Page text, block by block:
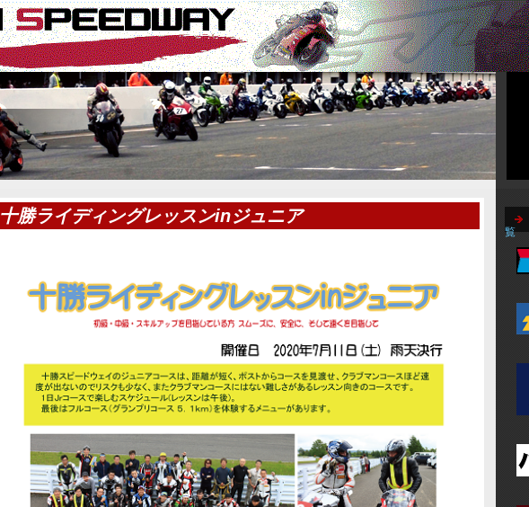
十勝ライディングレッスンinジュニア
覧